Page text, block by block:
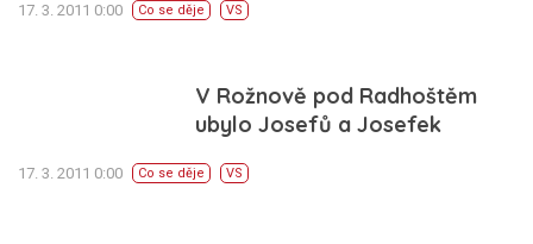
17. 3. 2011 0:00 Co se děje VS
V Rožnově pod Radhoštěm
ubylo Josefů a Josefek
17. 3. 2011 0:00 Co se děje VS